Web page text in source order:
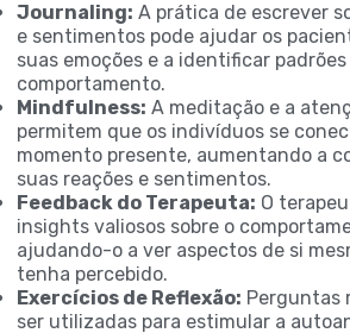
Journaling: A prática de escrever
e sentimentos pode ajudar os
suas emoções e a identificar
comportamento.
Mindfulness: A meditação e a
permitem que os indivíduos se
momento presente, aumentando a
suas reações e sentimentos.
Feedback do Terapeuta: O
insights valiosos sobre o
ajudando-o a ver aspectos de si
tenha percebido.
Exercícios de Reflexão: Perguntas
ser utilizadas para estimular a